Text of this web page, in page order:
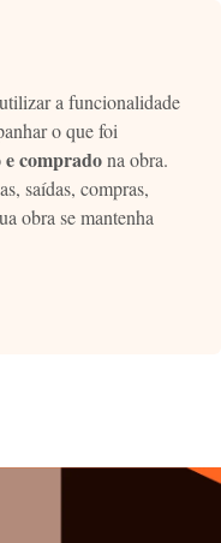
a funcionalidade
o que foi
compradona obra.
saídas, compras,
obra se mantenha